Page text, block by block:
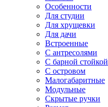
Особенности
Для студии
Для хрущевки
Для дачи
Встроенные
С антресолями
С барной стойкой
С островом
Малогабаритные
Модульные
Скрытые ручки